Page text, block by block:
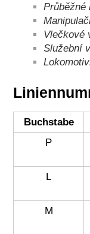
gibt?
hat?
in Frankfurt
Průběžné
Vlečkové
Služební
Buchstabe
P
L
M